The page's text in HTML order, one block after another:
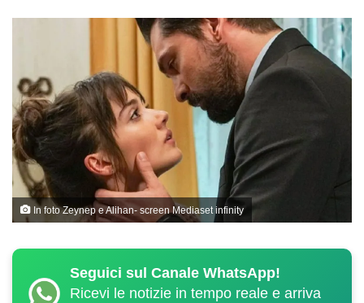
In foto Zeynep e Alihan- screen Mediaset infinity
Seguici sul Canale WhatsApp!
Ricevi le notizie in tempo reale e arriva